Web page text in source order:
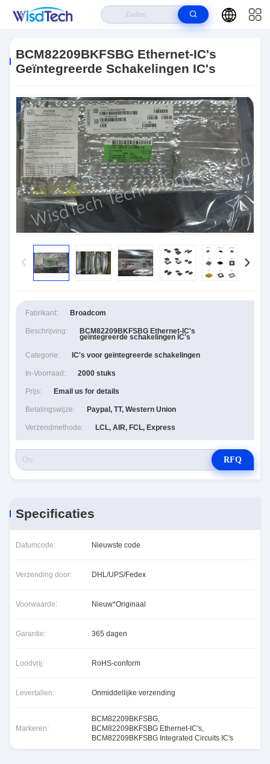
BCM82209BKFSBG Ethernet-IC's Geïntegreerde Schakelingen IC's
BCM82209BKFSBG Ethernet-IC's
Geïntegreerde Schakelingen IC's
Fabrikant: Broadcom
Beschrijving: BCM82209BKFSBG Ethernet-IC's
geïntegreerde schakelingen IC's
Categorie: IC's voor geïntegreerde schakelingen
In-Voorraad: 2000 stuks
Prijs: Email us for details
Betalingswijze: Paypal, TT, Western Union
Verzendmethode: LCL, AIR, FCL, Express
RFQ
Specificaties
Datumcode: Nieuwste code
Verzending door: DHL/UPS/Fedex
Voorwaarde: Nieuw*Originaal
Garantie: 365 dagen
Loodvrij: RoHS-conform
Levertallen: Onmiddellijke verzending
Markeren:
BCM82209BKFSBG,
BCM82209BKFSBG Ethernet-IC's,
BCM82209BKFSBG Integrated Circuits IC's